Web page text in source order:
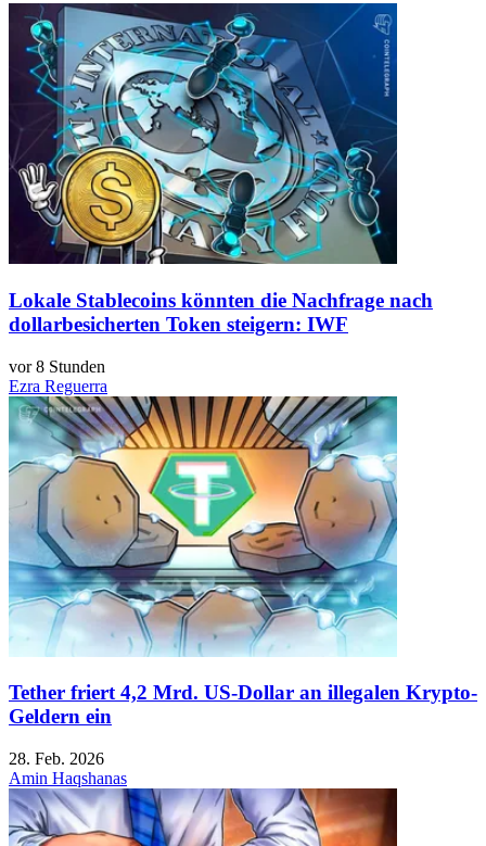
Lokale Stablecoins könnten die Nachfrage nach
dollarbesicherten Token steigern: IWF
vor 8 Stunden
Ezra Reguerra
Tether friert 4,2 Mrd. US-Dollar an illegalen Krypto-
Geldern ein
28. Feb. 2026
Amin Haqshanas